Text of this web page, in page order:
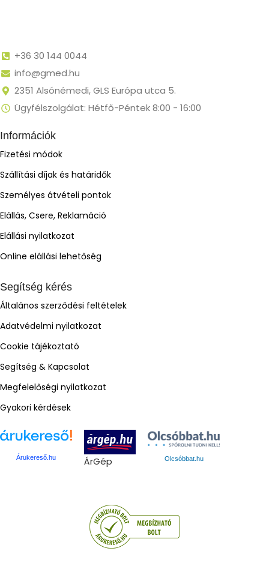
+36 30 144 0044
info@gmed.hu
2351 Alsónémedi, GLS Európa utca 5.
Ügyfélszolgálat: Hétfő-Péntek 8:00 - 16:00
Információk
Fizetési módok
Szállítási díjak és határidők
Személyes átvételi pontok
Elállás, Csere, Reklamáció
Elállási nyilatkozat
Online elállási lehetőség
Segítség kérés
Általános szerződési feltételek
Adatvédelmi nyilatkozat
Cookie tájékoztató
Segítség & Kapcsolat
Megfelelőségi nyilatkozat
Gyakori kérdések
Árukereső.hu ÁrGép Olcsóbbat.hu